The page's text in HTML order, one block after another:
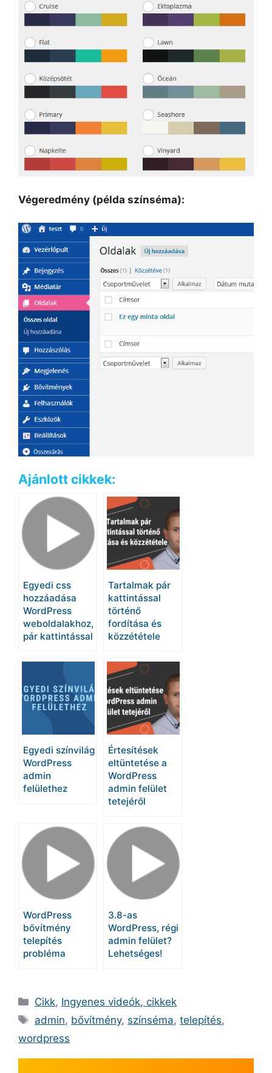
Végeredmény (példa színséma):
Ajánlott cikkek:
Egyedi css
hozzáadása
WordPress
weboldalakhoz,
pár kattintással
Tartalmak pár
kattintással
történő
fordítása és
közzététele
Egyedi színvilág
WordPress
admin
felülethez
Értesítések
eltüntetése a
WordPress
admin felület
tetejéről
WordPress
bővítmény
telepítés
probléma
3.8-as
WordPress, régi
admin felület?
Lehetséges!
Kategória
Cikk, Ingyenes videók, cikkek
Címkék
admin, bővítmény, színséma,telepítés,
wordpress